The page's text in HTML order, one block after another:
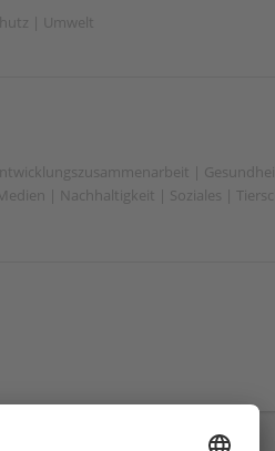
| Umwelt
|
| Nachhaltigkeit | Soziales |